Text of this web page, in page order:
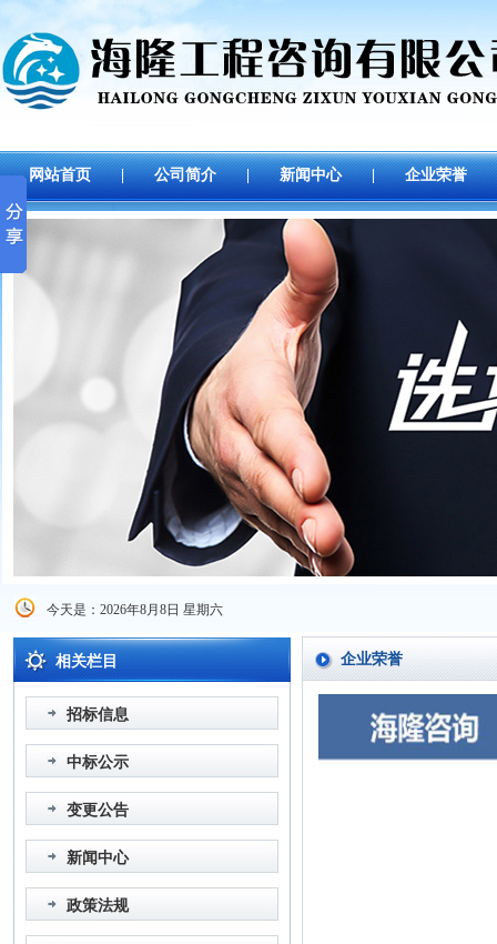
网站首页 | 公司简介 | 新闻中心 | 企业荣誉
今天是：2026年8月8日 星期六
相关栏目
招标信息
中标公示
变更公告
新闻中心
政策法规
企业荣誉